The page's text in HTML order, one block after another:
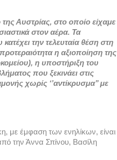
Αυστρίας, στο οποίο είχαμε
στον αέρα. Τα
την τελευταία θέση στη
η αξιοποίηση της
η υποστήριξη του
που ξεκινάει στις
χωρίς ‘’αντίκρυσμα’’ με
με έμφαση των ενηλίκων, είναι
την Άννα Σπίνου, Βασίλη